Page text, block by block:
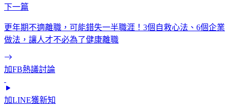
下一篇
更年期不適離職，可能錯失一半職涯！3個自救心法、6個企業
做法，讓人才不必為了健康離職
加FB熱議討論
加LINE獲新知